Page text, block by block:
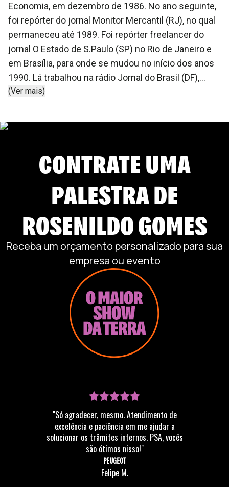
Economia, em dezembro de 1986. No ano seguinte,
foi repórter do jornal Monitor Mercantil (RJ), no qual
permaneceu até 1989. Foi repórter freelancer do
jornal O Estado de S.Paulo (SP) no Rio de Janeiro e
em Brasília, para onde se mudou no início dos anos
1990. Lá trabalhou na rádio Jornal do Brasil (DF),
entre 1990 e 1991. No mesmo ano foi para o Correio
Brasília e correspondente em Londres (Inglaterra) –
Tunísia, Marrocos, Argélia, Líbia, África do Sul, Índia,
passou a fazer parte da equipe da sucursal
brasiliense do jornal Zero Hora (RS), em janeiro de
1994.
(Ver mais)
CONTRATE UMA
PALESTRA DE
ROSENILDO GOMES
Receba um orçamento personalizado para sua
empresa ou evento
"Só agradecer, mesmo. Atendimento de
excelência e paciência em me ajudar a
solucionar os trâmites internos. PSA, vocês
são ótimos nisso!"
PEUGEOT
Felipe M.